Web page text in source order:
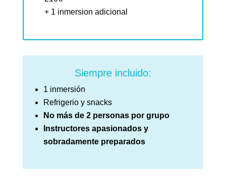
+ 1 inmersion adicional
Siempre incluido:
1 inmersión
Refrigerio y snacks
No más de 2 personas por grupo
Instructores apasionados y
sobradamente preparados